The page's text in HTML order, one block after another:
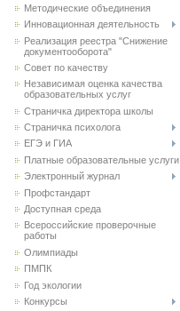
Методические объединения
Инновационная деятельность
Реализация реестра "Снижение
документооборота"
Совет по качеству
Независимая оценка качества
образовательных услуг
Страничка директора школы
Страничка психолога
ЕГЭ и ГИА
Платные образовательные услуги
Электронный журнал
Профстандарт
Доступная среда
Всероссийские проверочные
работы
Олимпиады
ПМПК
Год экологии
Конкурсы